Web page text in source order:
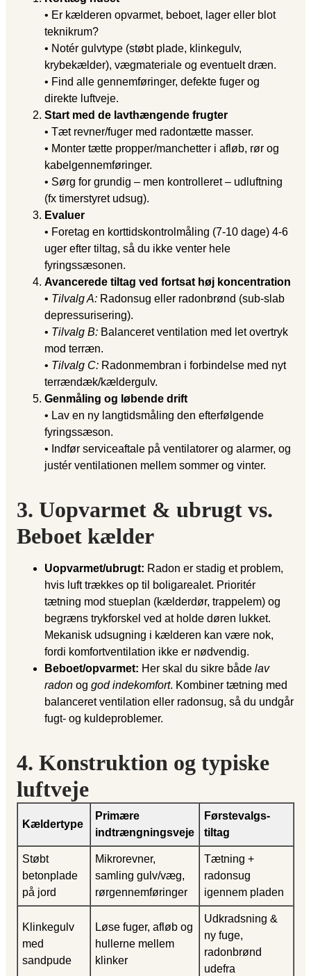
• Er kælderen opvarmet, beboet, lager eller blot
teknikrum?
• Notér gulvtype (støbt plade, klinkegulv,
krybekælder), vægmateriale og eventuelt dræn.
• Find alle gennemføringer, defekte fuger og
direkte luftveje.
Start med de lavthængende frugter
• Tæt revner/fuger med radontætte masser.
• Monter tætte propper/manchetter i afløb, rør og
kabelgennemføringer.
• Sørg for grundig – men kontrolleret – udluftning
(fx timerstyret udsug).
Evaluer
• Foretag en korttidskontrolmåling (7-10 dage) 4-6
uger efter tiltag, så du ikke venter hele
fyringssæsonen.
Avancerede tiltag ved fortsat høj koncentration
• Tilvalg A: Radonsug eller radonbrønd (sub-slab
depressurisering).
• Tilvalg B: Balanceret ventilation med let overtryk
mod terræn.
• Tilvalg C: Radonmembran i forbindelse med nyt
terrændæk/kældergulv.
Genmåling og løbende drift
• Lav en ny langtidsmåling den efterfølgende
fyringssæson.
• Indfør service­aftale på ventilatorer og alarmer, og
justér ventilationen mellem sommer og vinter.
3. Uopvarmet & ubrugt vs.
Beboet kælder
Uopvarmet/ubrugt: Radon er stadig et problem,
hvis luft trækkes op til boligarealet. Prioritér
tætning mod stue­plan (kælderdør, trappelem) og
begræns trykforskel ved at holde døren lukket.
Mekanisk udsugning i kælderen kan være nok,
fordi komfortventilation ikke er nødvendig.
Beboet/opvarmet: Her skal du sikre både lav
radon og god indekomfort. Kombiner tætning med
balanceret ventilation eller radonsug, så du undgår
fugt- og kuldeproblemer.
4. Konstruktion og typiske
luftveje
Kældertype
Primære
indtrængningsveje
Førstevalgs-
tiltag
Støbt
betonplade
på jord
Mikrorevner,
samling gulv/væg,
rørgennemføringer
Tætning +
radonsug
igennem pladen
Klinkegulv
med
sandpude
Løse fuger, afløb og
hullerne mellem
klinker
Udkradsning &
ny fuge,
radonbrønd
udefra